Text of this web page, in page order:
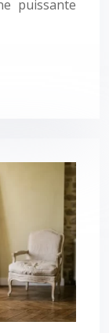
puissante